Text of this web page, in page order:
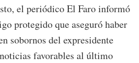
el periódico El Faro informó
protegido que aseguró haber
sobornos del expresidente
favorables al último